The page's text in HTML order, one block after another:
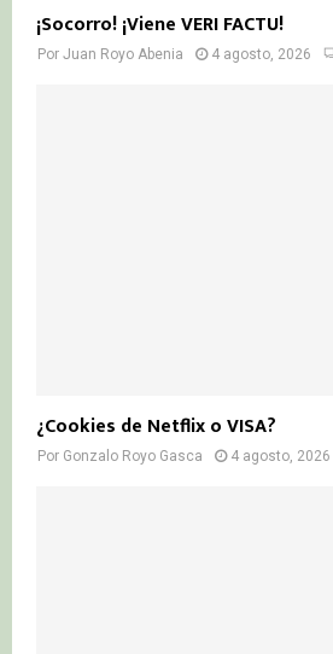
¡Socorro! ¡Viene VERI FACTU!
Por Juan Royo Abenia 4 agosto, 2026
¿Cookies de Netflix o VISA?
Por Gonzalo Royo Gasca 4 agosto, 2026